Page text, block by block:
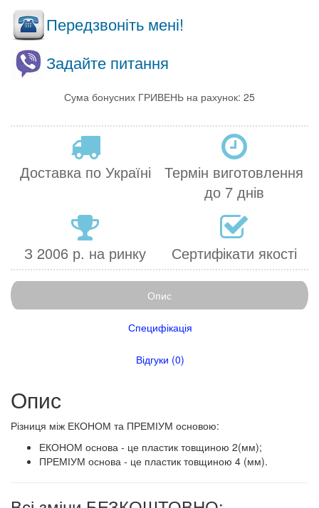
Передзвоніть мені!
Задайте питання
Сума бонусних ГРИВЕНЬ на рахунок: 25
Доставка по Україні
Термін виготовлення
до 7 днів
З 2006 р. на ринку Сертифікати якості
Опис
Специфікація
Відгуки (0)
Опис
​​​Різниця між ЕКОНОМ та ПРЕМІУМ основою:
ЕКОНОМ основа - це пластик товщиною 2(мм);
ПРЕМІУМ основа - це пластик товщиною 4 (мм).